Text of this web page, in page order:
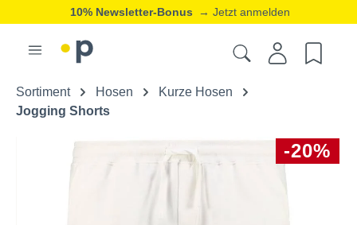
10% Newsletter-Bonus → Jetzt anmelden
Sortiment Hosen
Kurze Hosen
Jogging Shorts
-20%